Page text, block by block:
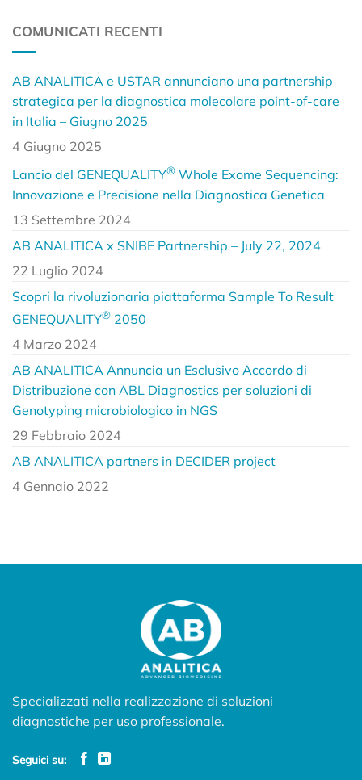
COMUNICATI RECENTI
AB ANALITICA e USTAR annunciano una partnership
strategica per la diagnostica molecolare point-of-care
in Italia – Giugno 2025
4 Giugno 2025
Lancio del GENEQUALITY® Whole Exome Sequencing:
Innovazione e Precisione nella Diagnostica Genetica
13 Settembre 2024
AB ANALITICA x SNIBE Partnership – July 22, 2024
22 Luglio 2024
Scopri la rivoluzionaria piattaforma Sample To Result
GENEQUALITY® 2050
4 Marzo 2024
AB ANALITICA Annuncia un Esclusivo Accordo di
Distribuzione con ABL Diagnostics per soluzioni di
Genotyping microbiologico in NGS
29 Febbraio 2024
AB ANALITICA partners in DECIDER project
4 Gennaio 2022
Specializzati nella realizzazione di soluzioni
diagnostiche per uso professionale.
Seguici su: